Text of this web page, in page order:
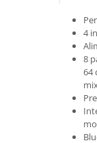
Microfoane Ribbon
Microfoane stereo
Microfoane
Microfoane
Stative de
Studio si
Accesorii de
Accesorii de rack
4
8
64